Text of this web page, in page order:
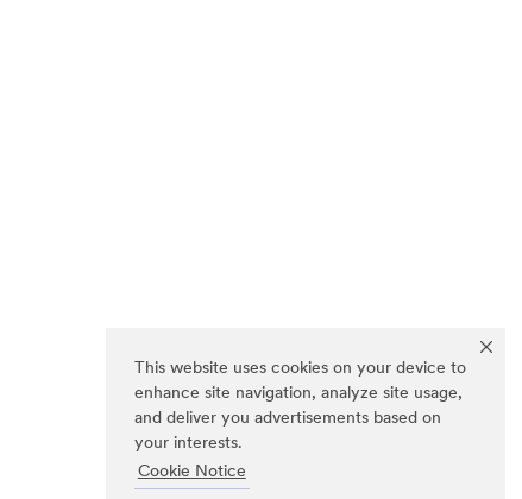
This website uses cookies on your device to
enhance site navigation, analyze site usage,
and deliver you advertisements based on
your interests.
Cookie Notice